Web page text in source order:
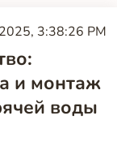
3:38:26 PM
и монтаж
воды